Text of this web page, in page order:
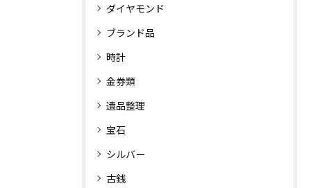
ダイヤモンド
ブランド品
時計
金券類
遺品整理
宝石
シルバー
古銭